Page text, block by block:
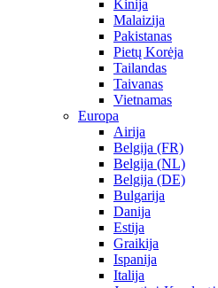
Kinija
Malaizija
Pakistanas
Pietų Korėja
Tailandas
Taivanas
Vietnamas
Europa
Airija
Belgija (FR)
Belgija (NL)
Belgija (DE)
Bulgarija
Danija
Estija
Graikija
Ispanija
Italija